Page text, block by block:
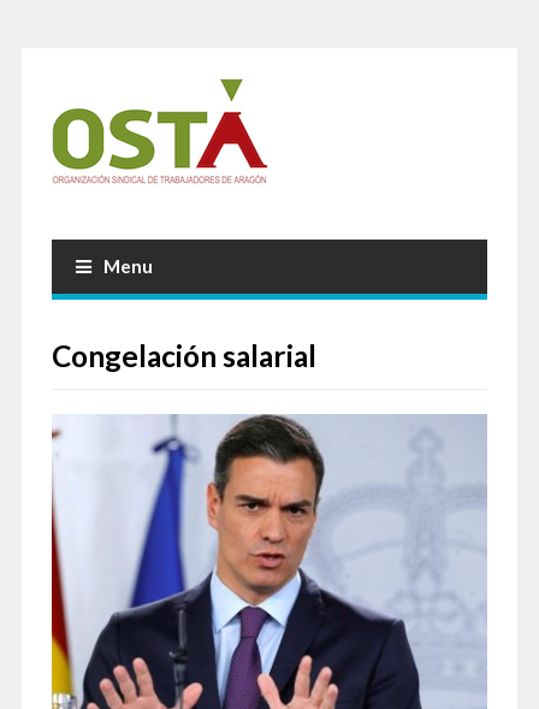
Menu
Congelación salarial